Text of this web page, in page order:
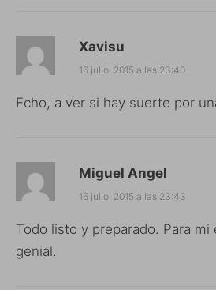
Xavisu
16 julio, 2015 a las 23:40
Echo, a ver si hay suerte por
Miguel Angel
16 julio, 2015 a las 23:43
Todo listo y preparado. Para
genial.